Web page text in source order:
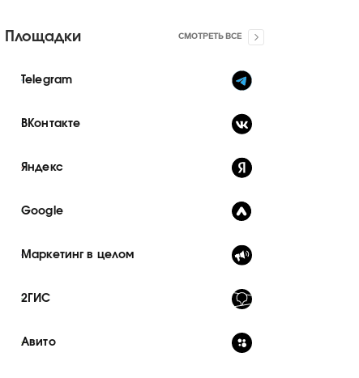
Площадки СМОТРЕТЬ ВСЕ
Telegram
ВКонтакте
Яндекс
Google
Маркетинг в целом
2ГИС
Авито